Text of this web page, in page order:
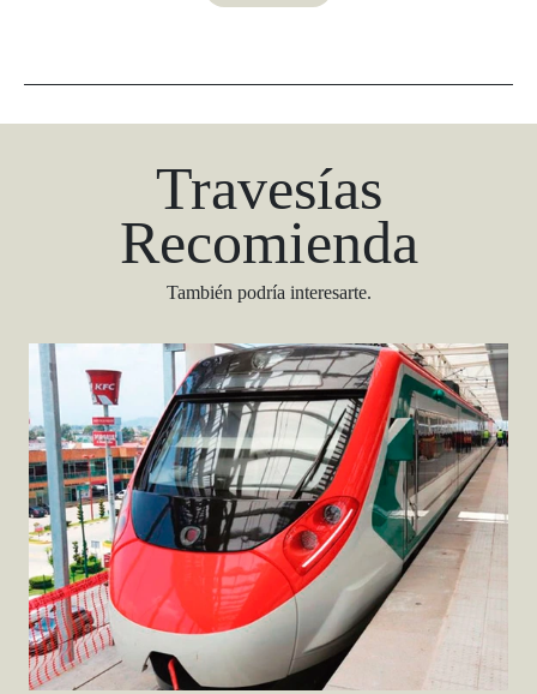
Travesías
Recomienda
También podría interesarte.